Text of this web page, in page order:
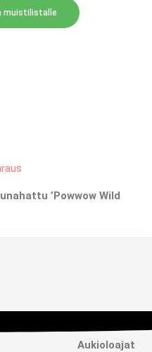
muistilistalle
’Powwow Wild
Aukioloajat